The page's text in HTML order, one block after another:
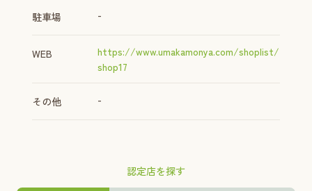
認定店を探す
駐車場 -
WEB
https://www.umakamonya.com/shoplist/
shop17
その他 -